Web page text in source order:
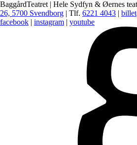
BaggårdTeatret | Hele Sydfyn & Øernes
26, 5700 Svendborg | Tlf. 6221 4043 |
facebook | instagram | youtube